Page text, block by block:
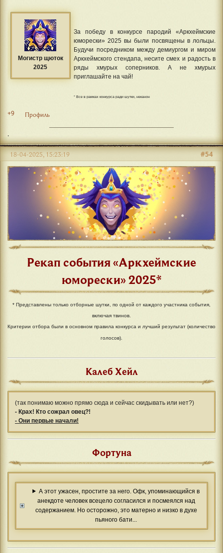
Могистр щюток
2025
За победу в конкурсе пародий «Аркхеймские
юморески» 2025 вы были посвящены в лольцы.
Будучи посредником между демиургом и миром
Аркхеймского стендапа, несите смех и радость в
ряды хмурых соперников. А не хмурых
приглашайте на чай!
* Все в рамках конкурса ради шутки, неканон
+9 Профиль
.
#54
18-04-2025, 15:23:19
Рекап события «Аркхеймские
юморески» 2025*
* Представлены только отборные шутки, по одной от каждого участника события,
включая твинов.
Критерии отбора были в основном правила конкурса и лучший результат (количество
голосов).
Калеб Хейл
(так понимаю можно прямо сюда и сейчас скидывать или нет?)
- Крах! Кто сожрал овец?!
- Они первые начали!
Фортуна
А этот ужасен, простите за него. Офк, упоминающийся в
анекдоте человек всецело согласился и посмеялся над
содержанием. Но осторожно, это матерно и низко в духе
пьяного бати...